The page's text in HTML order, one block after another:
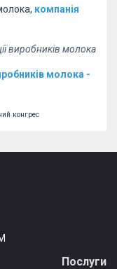
компанія
виробників молока
молока -
конгрес
Послуги